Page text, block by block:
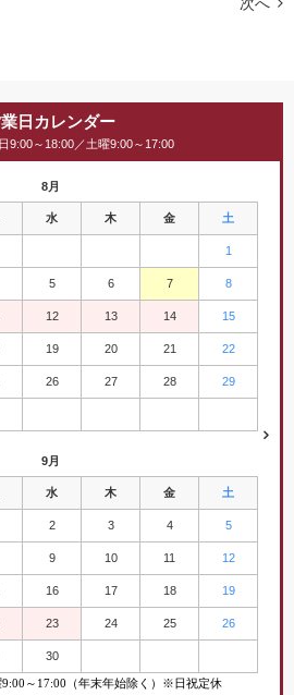
次へ
日カレンダー
9:00～18:00／土曜9:00～17:00
8月
水 木 金 土
1
5 6 7 8
12 13 14 15
19 20 21 22
26 27 28 29
9月
水 木 金 土
2 3 4 5
9 10 11 12
16 17 18 19
23 24 25 26
30
9:00 ～ 17:00（年末年始除く）※日祝定休